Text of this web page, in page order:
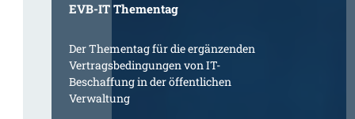
EVB-IT Thementag
Der Thementag für die ergänzenden
Vertragsbedingungen von IT-
Beschaffung in der öffentlichen
Verwaltung